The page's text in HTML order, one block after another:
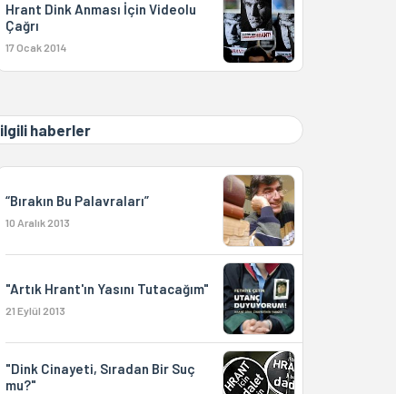
Hrant Dink Anması İçin Videolu
Çağrı
17 Ocak 2014
ilgili haberler
“Bırakın Bu Palavraları”
10 Aralık 2013
"Artık Hrant'ın Yasını Tutacağım"
21 Eylül 2013
"Dink Cinayeti, Sıradan Bir Suç
mu?"